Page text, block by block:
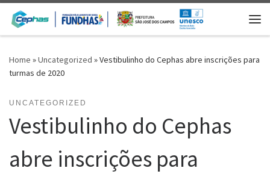
Skip to content
Home »Uncategorized »Vestibulinho do Cephas abre inscrições para
turmas de 2020
UNCATEGORIZED
Vestibulinho do Cephas
abre inscrições para